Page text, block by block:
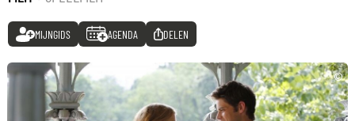
MIJNGIDS AGENDA DELEN
©